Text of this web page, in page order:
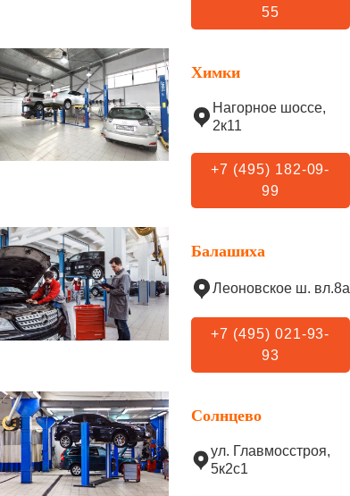
55
Химки
Нагорное шоссе,
2к11
+7 (495) 182-09-
99
Балашиха
Леоновское ш. вл.8а
+7 (495) 021-93-
93
Солнцево
ул. Главмосстроя,
5к2с1